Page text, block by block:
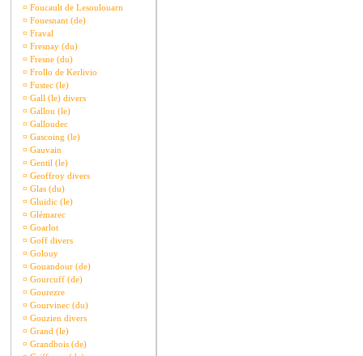
¤ Foucault de Lesoulouarn
¤ Fouesnant (de)
¤ Fraval
¤ Fresnay (du)
¤ Fresne (du)
¤ Frollo de Kerlivio
¤ Fustec (le)
¤ Gall (le) divers
¤ Gallou (le)
¤ Galloudec
¤ Gascoing (le)
¤ Gauvain
¤ Gentil (le)
¤ Geoffroy divers
¤ Glas (du)
¤ Gluidic (le)
¤ Glémarec
¤ Goarlot
¤ Goff divers
¤ Golouy
¤ Gouandour (de)
¤ Gourcuff (de)
¤ Gourezre
¤ Gourvinec (du)
¤ Gouzien divers
¤ Grand (le)
¤ Grandbois (de)